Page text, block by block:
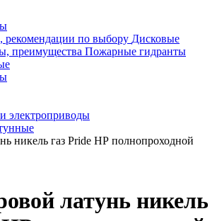
рекомендации по выбору Дисковые
преимущества Пожарные гидранты
электроприводы
никель газ Pride НР полнопроходной
латунь никель